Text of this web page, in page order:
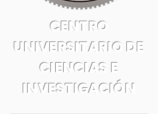
CENTRO
UNIVERSITARIO DE
CIENCIAS E
INVESTIGACIÓN